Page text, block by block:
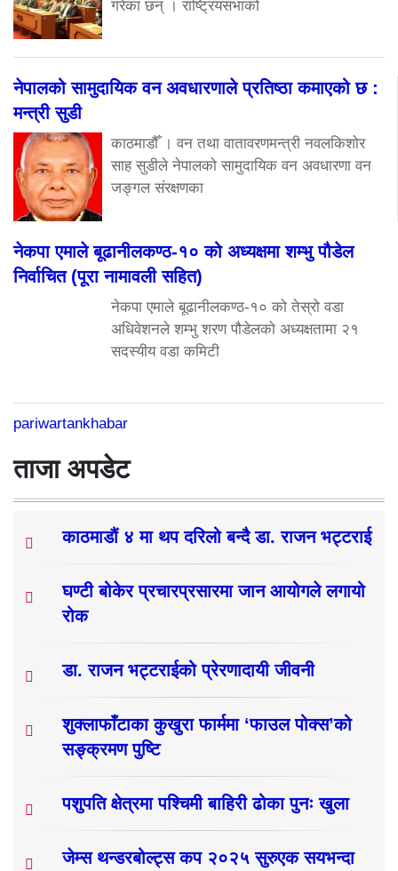
गरेका छन् । राष्ट्रियसभाको
नेपालको सामुदायिक वन अवधारणाले प्रतिष्ठा कमाएको छ :
मन्त्री सुडी
काठमाडौँ । वन तथा वातावरणमन्त्री नवलकिशोर
साह सुडीले नेपालको सामुदायिक वन अवधारणा वन
जङ्गल संरक्षणका
नेकपा एमाले बूढानीलकण्ठ-१० को अध्यक्षमा शम्भु पौडेल
निर्वाचित (पूरा नामावली सहित)
नेकपा एमाले बूढानीलकण्ठ-१० को तेस्रो वडा
अधिवेशनले शम्भु शरण पौडेलको अध्यक्षतामा २१
सदस्यीय वडा कमिटी
pariwartankhabar
ताजा अपडेट
काठमाडौं ४ मा थप दरिलो बन्दै डा. राजन भट्टराई
घण्टी बोकेर प्रचारप्रसारमा जान आयोगले लगायो
रोक
डा. राजन भट्टराईको प्रेरणादायी जीवनी
शुक्लाफाँटाका कुखुरा फार्ममा ‘फाउल पोक्स’को
सङ्क्रमण पुष्टि
पशुपति क्षेत्रमा पश्चिमी बाहिरी ढोका पुनः खुला
जेम्स थन्डरबोल्ट्स कप २०२५ सुरुएक सयभन्दा